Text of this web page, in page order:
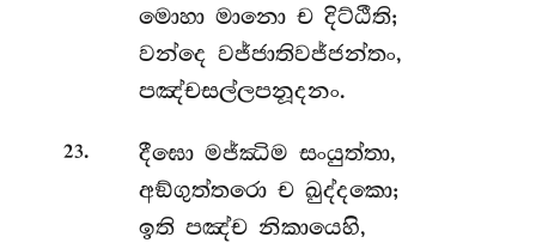
මොහා මානො ච දිට්ඨීති;
වන්දෙ වජ්ජාතිවජ්ජන්තං,
පඤ්චසල්ලපනූදනං.
23.
දීඝො මජ්ඣිම සංයුත්තා,
අඞ්ගුත්තරො ච ඛුද්දකො;
ඉති පඤ්ච නිකායෙහි,